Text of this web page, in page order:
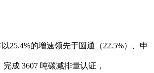
25.4%的增速领先于圆通（22.5%）、申
成 3607 吨碳减排量认证，